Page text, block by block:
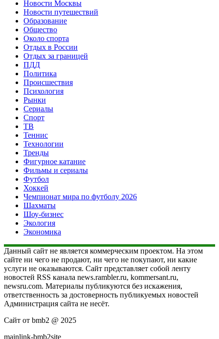
Новости Москвы
Новости путешествий
Образование
Общество
Около спорта
Отдых в России
Отдых за границей
ПДД
Политика
Происшествия
Психология
Рынки
Сериалы
Спорт
ТВ
Теннис
Технологии
Тренды
Фигурное катание
Фильмы и сериалы
Футбол
Хоккей
Чемпионат мира по футболу 2026
Шахматы
Шоу-бизнес
Экология
Экономика
Данный сайт не является коммерческим проектом. На этом
сайте ни чего не продают, ни чего не покупают, ни какие
услуги не оказываются. Сайт представляет собой ленту
новостей RSS канала news.rambler.ru, kommersant.ru,
newsru.com. Материалы публикуются без искажения,
ответственность за достоверность публикуемых новостей
Администрация сайта не несёт.
Сайт от bmb2 @ 2025
mainlink-bmb2site